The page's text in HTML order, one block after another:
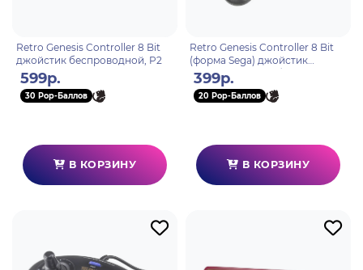
Retro Genesis Controller 8 Bit
джойстик беспроводной, P2
599р.
30 Pop-Баллов
В КОРЗИНУ
Retro Genesis Controller 8 Bit
(форма Sega) джойстик
проводной 9pin (без упаковки)
399р.
20 Pop-Баллов
В КОРЗИНУ